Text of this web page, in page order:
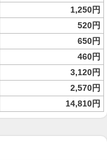
1,250円
520円
650円
460円
3,120円
2,570円
14,810円